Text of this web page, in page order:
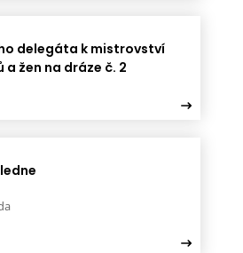
delegáta k mistrovství
a žen na dráze č. 2